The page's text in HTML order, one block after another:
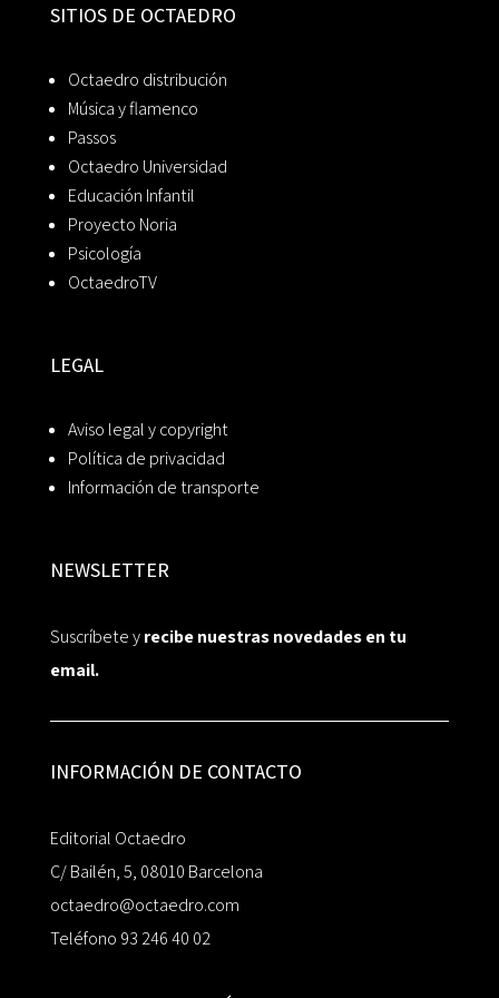
SITIOS DE OCTAEDRO
Octaedro distribución
Música y flamenco
Passos
Octaedro Universidad
Educación Infantil
Proyecto Noria
Psicología
OctaedroTV
LEGAL
Aviso legal y copyright
Política de privacidad
Información de transporte
NEWSLETTER
Suscríbete yrecibe nuestras novedades en tu
email.
INFORMACIÓN DE CONTACTO
Editorial Octaedro
C/ Bailén, 5, 08010 Barcelona
octaedro@octaedro.com
Teléfono 93 246 40 02